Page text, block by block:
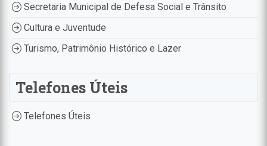
Secretaria Municipal de Defesa Social e Trânsito
Cultura e Juventude
Turismo, Patrimônio Histórico e Lazer
Telefones Úteis
Telefones Úteis